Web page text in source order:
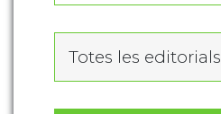
Totes les editorials